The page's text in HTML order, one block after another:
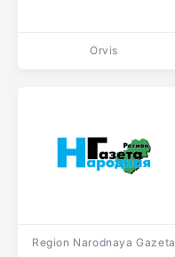
Orvis
Region Narodnaya Gazeta